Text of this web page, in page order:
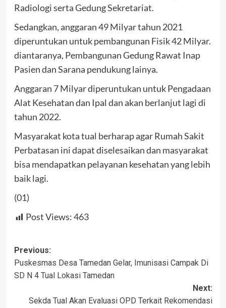
Radiologi serta Gedung Sekretariat.
Sedangkan, anggaran 49 Milyar tahun 2021
diperuntukan untuk pembangunan Fisik 42 Milyar.
diantaranya, Pembangunan Gedung Rawat Inap
Pasien dan Sarana pendukung lainya.
Anggaran 7 Milyar diperuntukan untuk Pengadaan
Alat Kesehatan dan Ipal dan akan berlanjut lagi di
tahun 2022.
Masyarakat kota tual berharap agar Rumah Sakit
Perbatasan ini dapat diselesaikan dan masyarakat
bisa mendapatkan pelayanan kesehatan yang lebih
baik lagi.
(01)
Post Views:463
Post
navigation
Previous:
Puskesmas Desa Tamedan Gelar, Imunisasi Campak Di
SD N 4 Tual Lokasi Tamedan
Next:
Sekda Tual Akan Evaluasi OPD Terkait Rekomendasi